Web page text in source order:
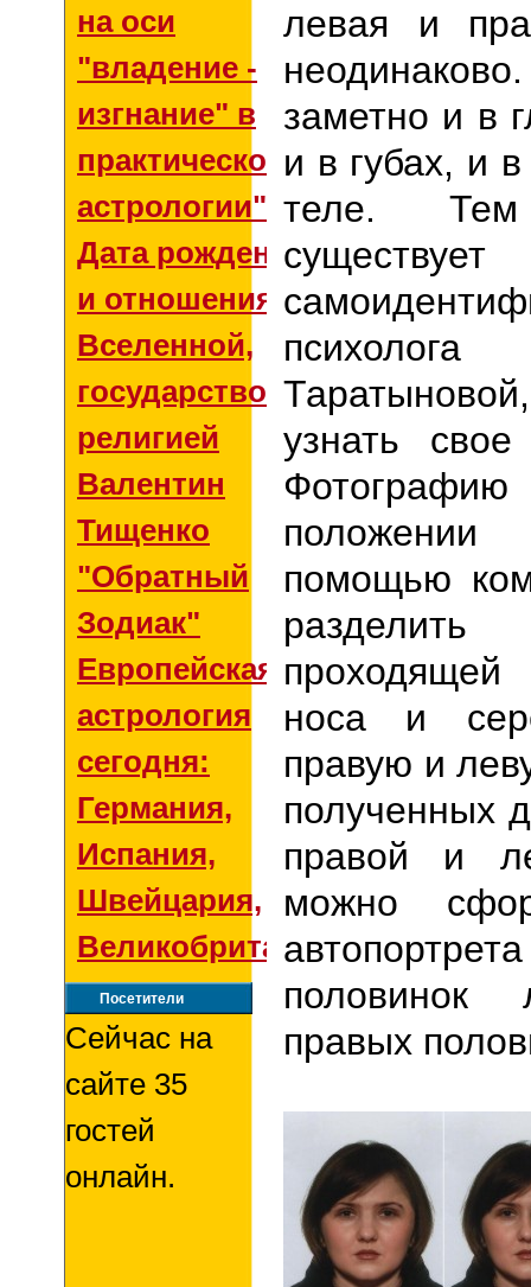
на оси
"владение -
изгнание" в
практической
астрологии"
Дата рождения
и отношения со
Вселенной,
государством и
религией
Валентин
Тищенко
"Обратный
Зодиак"
Европейская
астрология
сегодня:
Германия,
Испания,
Швейцария,
Великобритания
Посетители
Сейчас на
сайте 35
гостей
онлайн.
левая и
заметно и в
и в губах, и
теле.
узнать
помощью
носа и
правую и
полученных
правой и
можно
правых